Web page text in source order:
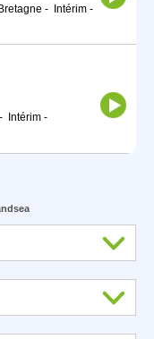
- Intérim -
- Intérim -